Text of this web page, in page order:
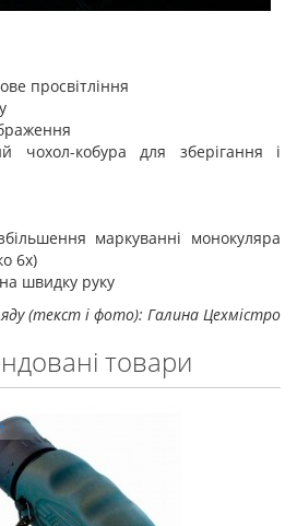
просвітління
чохол-кобура для зберігання і
маркуванні монокуляра
6х)
швидку руку
(текст і фото): Галина Цехмістро
товари